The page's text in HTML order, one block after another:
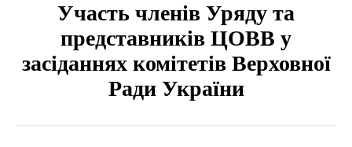
Участь членів Уряду та
представників ЦОВВ у
засіданнях комітетів Верховної
Ради України